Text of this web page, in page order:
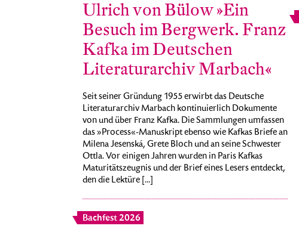
Ulrich von Bülow »Ein
Besuch im Bergwerk. Franz
Kafka im Deutschen
Literaturarchiv Marbach«
Seit seiner Gründung 1955 erwirbt das Deutsche
Literaturarchiv Marbach kontinuierlich Dokumente
von und über Franz Kafka. Die Sammlungen umfassen
das »Process«-Manuskript ebenso wie Kafkas Briefe an
Milena Jesenská, Grete Bloch und an seine Schwester
Ottla. Vor einigen Jahren wurden in Paris Kafkas
Maturitätszeugnis und der Brief eines Lesers entdeckt,
den die Lektüre [...]
Bachfest 2026